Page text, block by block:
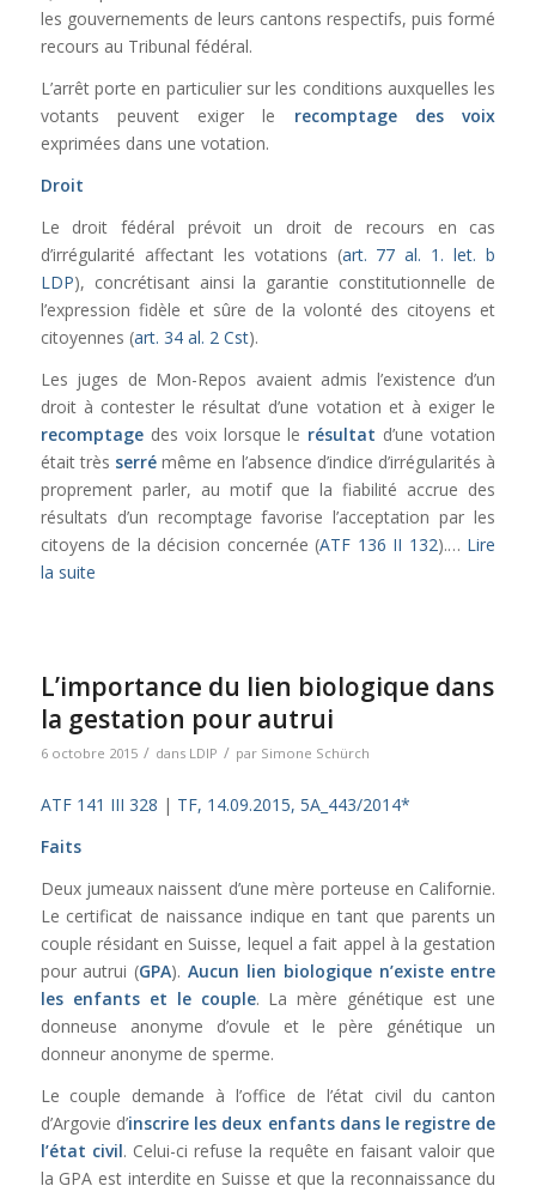
les gouvernements de leurs cantons respectifs, puis formé
recours au Tribunal fédéral.
L’arrêt porte en particulier sur les conditions auxquelles les
votants peuvent exiger le recomptage des voix
exprimées dans une votation.
Droit
Le droit fédéral prévoit un droit de recours en cas
d’irrégularité affectant les votations (art. 77 al. 1. let. b
LDP), concrétisant ainsi la garantie constitutionnelle de
l’expression fidèle et sûre de la volonté des citoyens et
citoyennes (art. 34 al. 2 Cst).
Les juges de Mon-Repos avaient admis l’existence d’un
droit à contester le résultat d’une votation et à exiger le
recomptagedes voix lorsque le résultat d’une votation
était très serré même en l’absence d’indice d’irrégularités à
proprement parler, au motif que la fiabilité accrue des
résultats d’un recomptage favorise l’acceptation par les
citoyens de la décision concernée (ATF 136 II 132).… Lire
la suite
L’importance du lien biologique dans
la gestation pour autrui
6 octobre 2015 / dans LDIP / par Simone Schürch
ATF 141 III 328 | TF, 14.09.2015, 5A_443/2014*
Faits
Deux jumeaux naissent d’une mère porteuse en Californie.
Le certificat de naissance indique en tant que parents un
couple résidant en Suisse, lequel a fait appel à la gestation
pour autrui (GPA).Aucun lien biologique n’existe entre
les enfants et le couple. La mère génétique est une
donneuse anonyme d’ovule et le père génétique un
donneur anonyme de sperme.
Le couple demande à l’office de l’état civil du canton
d’Argovie d’inscrire les deux enfants dans le registre de
l’état civil. Celui-ci refuse la requête en faisant valoir que
la GPA est interdite en Suisse et que la reconnaissance du